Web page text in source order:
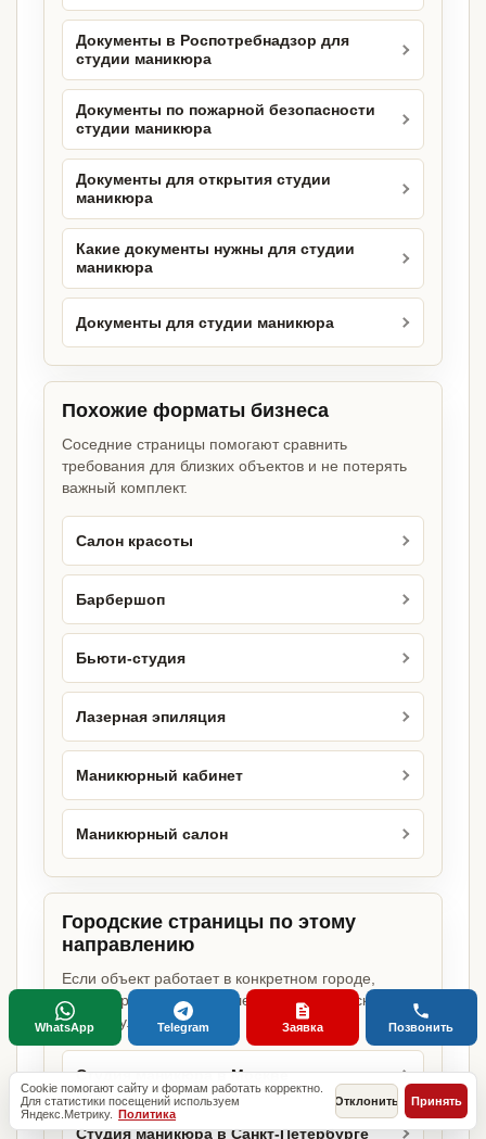
Документы в Роспотребнадзор для
студии маникюра
Документы по пожарной безопасности
студии маникюра
Документы для открытия студии
маникюра
Какие документы нужны для студии
маникюра
Документы для студии маникюра
Похожие форматы бизнеса
Соседние страницы помогают сравнить
требования для близких объектов и не потерять
важный комплект.
Салон красоты
Барбершоп
Бьюти-студия
Лазерная эпиляция
Маникюрный кабинет
Маникюрный салон
Городские страницы по этому
направлению
Если объект работает в конкретном городе,
можно сразу открыть релевантную городскую
страницу.
Студия маникюра в Москве
Студия маникюра в Санкт-Петербурге
Cookie помогают сайту и формам работать корректно.
Для статистики посещений используем
Яндекс.Метрику. Политика
Отклонить Принять
WhatsApp Telegram Заявка Позвонить